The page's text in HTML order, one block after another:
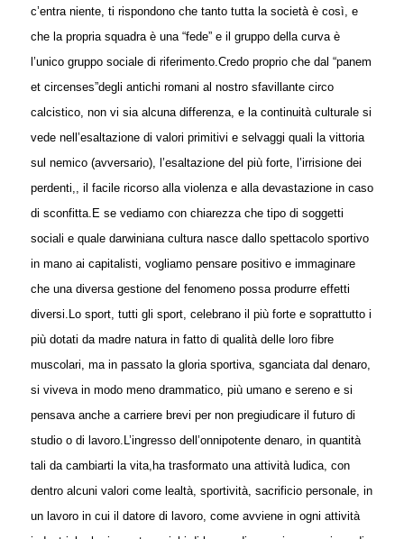
c’entra niente, ti rispondono che tanto tutta la società è così, e
che la propria squadra è una “fede” e il gruppo della curva è
l’unico gruppo sociale di riferimento.Credo proprio che dal “panem
et circenses”degli antichi romani al nostro sfavillante circo
calcistico, non vi sia alcuna differenza, e la continuità culturale si
vede nell’esaltazione di valori primitivi e selvaggi quali la vittoria
sul nemico (avversario), l’esaltazione del più forte, l’irrisione dei
perdenti,, il facile ricorso alla violenza e alla devastazione in caso
di sconfitta. E se vediamo con chiarezza che tipo di soggetti
sociali e quale darwiniana cultura nasce dallo spettacolo sportivo
in mano ai capitalisti, vogliamo pensare positivo e immaginare
che una diversa gestione del fenomeno possa produrre effetti
diversi. Lo sport, tutti gli sport, celebrano il più forte e soprattutto i
più dotati da madre natura in fatto di qualità delle loro fibre
muscolari, ma in passato la gloria sportiva, sganciata dal denaro,
si viveva in modo meno drammatico, più umano e sereno e si
pensava anche a carriere brevi per non pregiudicare il futuro di
studio o di lavoro. L’ingresso dell’onnipotente denaro, in quantità
tali da cambiarti la vita,ha trasformato una attività ludica, con
dentro alcuni valori come lealtà, sportività, sacrificio personale, in
un lavoro in cui il datore di lavoro, come avviene in ogni attività